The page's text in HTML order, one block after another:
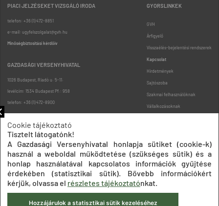
PIACI JELZÉSEKET VIZSGÁLÓ IRODA
telefon: +36 (1) 472-8851
e-mail: ugyfelszolgalat@gvh.hu
Minőségbiztosítási kérdőív
GAZDASÁGI VERSENYHIVATAL
1026 Budapest, Riadó u. 5-11.
levélcím: 1534 Budapest Pf.: 958
telefon: +36 (1) 472-8900
GYORSLINKEK
GVH
Árfigyelő
Visszaélés-bejelentési rendszerek
Kapcsolat
Hirdetmények
Sajtószoba
Szakmai felhasználóknak
Vállalkozásoknak
Oldaltérkép
Cookie tájékoztató
Tisztelt látogatónk!
A Gazdasági Versenyhivatal honlapja sütiket (cookie-k)
használ a weboldal működtetése (szükséges sütik) és a
honlap használatával kapcsolatos információk gyűjtése
érdekében (statisztikai sütik). Bővebb információkért
kérjük, olvassa el részletes tájékoztatónkat.
Hozzájárulok a statisztikai sütik kezeléséhez